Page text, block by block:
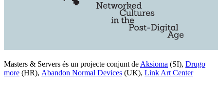
Masters & Servers és un projecte conjunt de Aksioma (SI), Drugo
more (HR), Abandon Normal Devices (UK), Link Art Center